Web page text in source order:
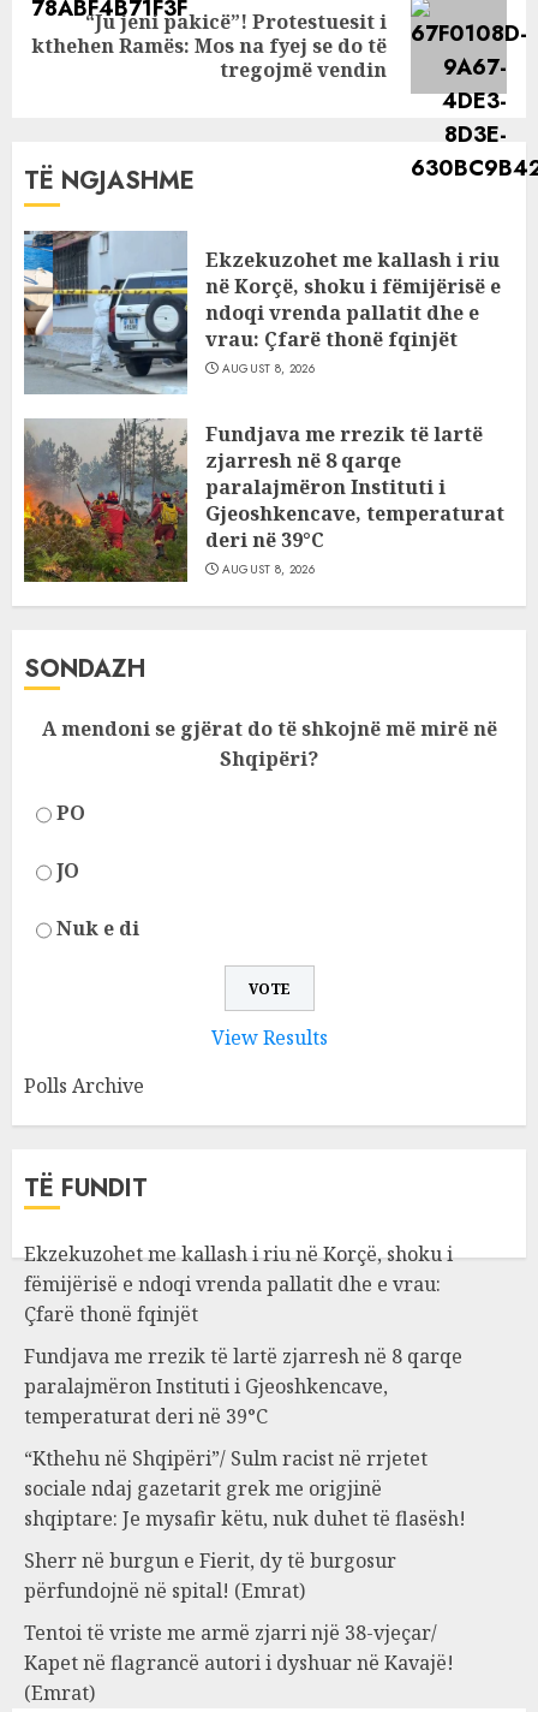
Next
“Ju jeni pakicë”! Protestuesit i
kthehen Ramës: Mos na fyej se do të
tregojmë vendin
TË NGJASHME
Ekzekuzohet me kallash i riu
në Korçë, shoku i fëmijërisë e
ndoqi vrenda pallatit dhe e
vrau: Çfarë thonë fqinjët
AUGUST 8, 2026
Fundjava me rrezik të lartë
zjarresh në 8 qarqe
paralajmëron Instituti i
Gjeoshkencave, temperaturat
deri në 39°C
AUGUST 8, 2026
SONDAZH
A mendoni se gjërat do të shkojnë më mirë në
Shqipëri?
PO
JO
Nuk e di
View Results
Polls Archive
TË FUNDIT
Ekzekuzohet me kallash i riu në Korçë, shoku i
fëmijërisë e ndoqi vrenda pallatit dhe e vrau:
Çfarë thonë fqinjët
Fundjava me rrezik të lartë zjarresh në 8 qarqe
paralajmëron Instituti i Gjeoshkencave,
temperaturat deri në 39°C
“Kthehu në Shqipëri”/ Sulm racist në rrjetet
sociale ndaj gazetarit grek me origjinë
shqiptare: Je mysafir këtu, nuk duhet të flasësh!
Sherr në burgun e Fierit, dy të burgosur
përfundojnë në spital! (Emrat)
Tentoi të vriste me armë zjarri një 38-vjeçar/
Kapet në flagrancë autori i dyshuar në Kavajë!
(Emrat)